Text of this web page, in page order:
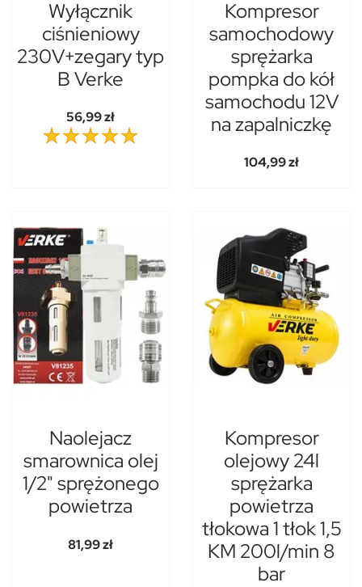
Wyłącznik
ciśnieniowy
230V+zegary typ
B Verke
56,99 zł
Kompresor
samochodowy
sprężarka
pompka do kół
samochodu 12V
na zapalniczkę
104,99 zł
Naolejacz
smarownica olej
1/2" sprężonego
powietrza
81,99 zł
Kompresor
olejowy 24l
sprężarka
powietrza
tłokowa 1 tłok 1,5
KM 200l/min 8
bar